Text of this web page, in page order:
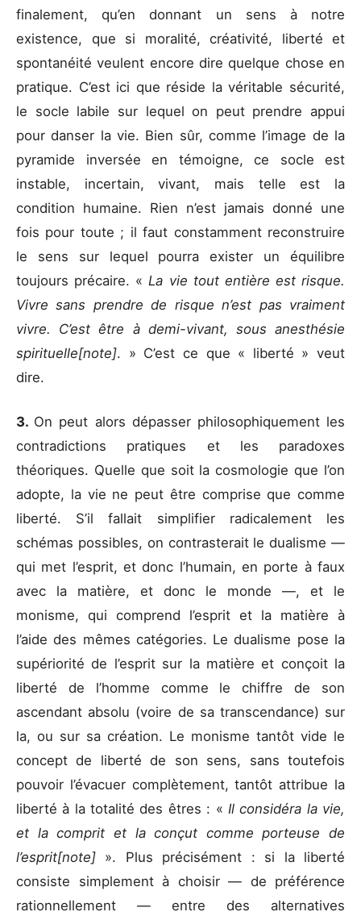
finalement, qu’en donnant un sens à notre
existence, que si moralité, créativité, liberté et
spontanéité veulent encore dire quelque chose en
pratique. C’est ici que réside la véritable sécurité,
le socle labile sur lequel on peut prendre appui
pour danser la vie. Bien sûr, comme l’image de la
pyramide inversée en témoigne, ce socle est
instable, incertain, vivant, mais telle est la
condition humaine. Rien n’est jamais donné une
fois pour toute ; il faut constamment reconstruire
le sens sur lequel pourra exister un équilibre
toujours précaire. « La vie tout entière est risque.
Vivre sans prendre de risque n’est pas vraiment
vivre. C’est être à demi-vivant, sous anesthésie
spirituelle[note]. » C’est ce que « liberté » veut
dire.
3. On peut alors dépasser philosophiquement les
contradictions pratiques et les paradoxes
théoriques. Quelle que soit la cosmologie que l’on
adopte, la vie ne peut être comprise que comme
liberté. S’il fallait simplifier radicalement les
schémas possibles, on contrasterait le dualisme —
qui met l’esprit, et donc l’humain, en porte à faux
avec la matière, et donc le monde —, et le
monisme, qui comprend l’esprit et la matière à
l’aide des mêmes catégories. Le dualisme pose la
supériorité de l’esprit sur la matière et conçoit la
liberté de l’homme comme le chiffre de son
ascendant absolu (voire de sa transcendance) sur
la, ou sur sa création. Le monisme tantôt vide le
concept de liberté de son sens, sans toutefois
pouvoir l’évacuer complètement, tantôt attribue la
liberté à la totalité des êtres : « Il considéra la vie,
et la comprit et la conçut comme porteuse de
l’esprit[note] ». Plus précisément : si la liberté
consiste simplement à choisir — de préférence
rationnellement — entre des alternatives